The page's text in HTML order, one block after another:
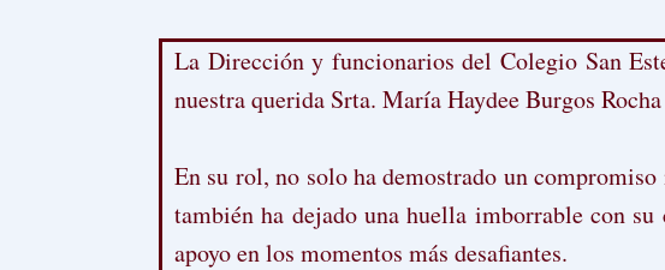
La Dirección y funcionarios del Colegio San
nuestra querida Srta. María Haydee Burgos
En su rol, no solo ha demostrado un
también ha dejado una huella imborrable con
apoyo en los momentos más desafiantes.